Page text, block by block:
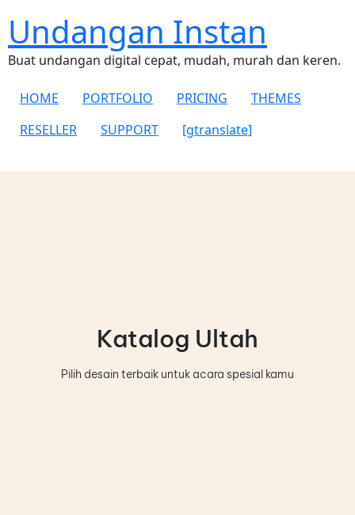
Undangan Instan
Buat undangan digital cepat, mudah, murah dan keren.
HOME PORTFOLIO PRICING
THEMES
RESELLER
SUPPORT [gtranslate]
Katalog Ultah
Pilih desain terbaik untuk acara spesial kamu